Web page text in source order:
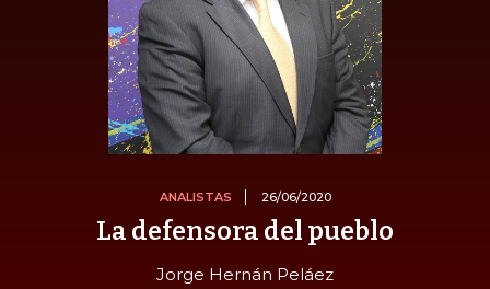
ANALISTAS 26/06/2020
La defensora del pueblo
Jorge Hernán Peláez